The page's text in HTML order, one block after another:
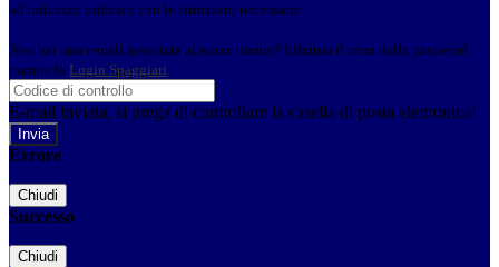
all'indirizzo indicato con le istruzioni necessarie.
Non hai una e-mail associata al nome utente? Effettua il reset della password
tramite la Login Spaggiari
E-mail inviata, si prega di controllare la casella di posta elettronica!
Errore
Chiudi
Successo
Chiudi